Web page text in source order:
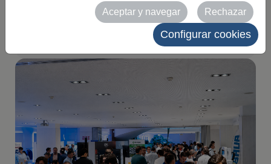
2026-06-19
Aceptar y navegar Rechazar
Configurar cookies